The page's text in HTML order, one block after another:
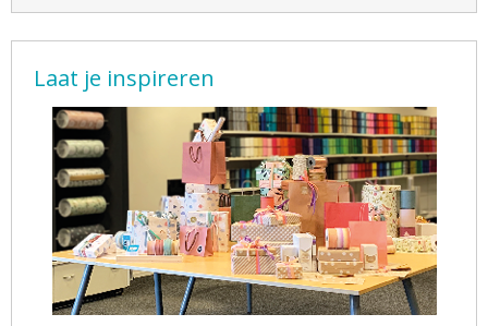
Laat je inspireren